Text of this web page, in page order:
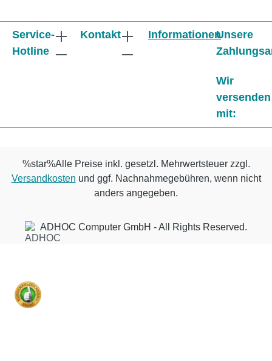
Service-
Hotline
Kontakt InformationenUnsere
Wir
versenden
mit:
%star%Alle Preise inkl. gesetzl. Mehrwertsteuer zzgl.
Versandkosten und ggf. Nachnahmegebühren, wenn nicht
anders angegeben.
ADHOC Computer GmbH - All Rights Reserved.